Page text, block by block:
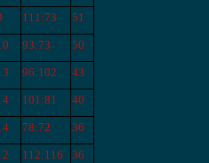
111:73 51
93:73 50
96:102 43
101:81 40
78:72 36
112:116 36